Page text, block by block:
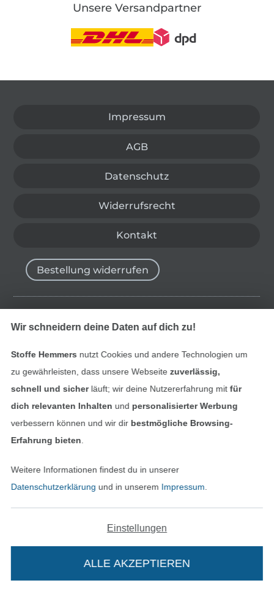
Unsere Versandpartner
Impressum
AGB
Datenschutz
Widerrufsrecht
Kontakt
Alle Preise inkl. der gesetzl. MwSt.
Die durchgestrichenen Preise entsprechen dem
bisherigen Preis bei Stoffe Hemmers.
Bestellung widerrufen
Finde mehr Inspiration
Deutsch
Nederlands
In den niederländischen
Français
In den
Wir schneidern deine Daten auf dich zu!
Stoffe Hemmers nutzt Cookies und andere Technologien um
zu gewährleisten, dass unsere Webseite zuverlässig,
schnell und sicherläuft; wir deine Nutzererfahrung mitfür
dich relevanten Inhalten und personalisierter Werbung
verbessern können und wir dir bestmögliche Browsing-
Erfahrung bieten
Weitere Informationen findest du in unserer
Datenschutzerklärung und in unserem Impressum
Einstellungen
ALLE AKZEPTIEREN